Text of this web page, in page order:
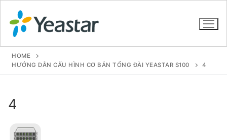
SẢN PHẨM
VOIP PBX FOR SME
HOME
HƯỚNG DẪN CẤU HÌNH CƠ BẢN TỔNG ĐÀI YEASTAR S100
4
4